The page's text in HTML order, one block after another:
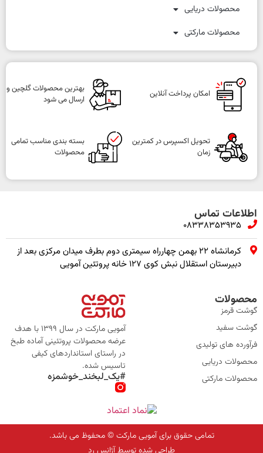
محصولات دریایی
محصولات مارکتی
امکان پرداخت آنلاین
بهترین محصولات گلچین و
ارسال می شود
تحویل اکسپرس در کمترین
زمان
بسته بندی مناسب تمامی
محصولات
اطلاعات تماس
08338353935
کرمانشاه ۲۲ بهمن چهارراه سیمتری دوم بطرف میدان مرکزی بعد از
دبیرستان استقلال نبش کوی ۱۲۷ خانه پروتئین آمویی
محصولات
گوشت قرمز
گوشت سفید
فرآورده های تولیدی
محصولات دریایی
محصولات مارکتی
آمویی مارکت در سال 1399 با هدف
عرضه محصولات پروتئینی آماده طبخ
در راستای استانداردهای کیفی
تاسیس شده.
#یک_لبخند_خوشمزه
تمامی حقوق برای آمویی مارکت © محفوظ می باشد.